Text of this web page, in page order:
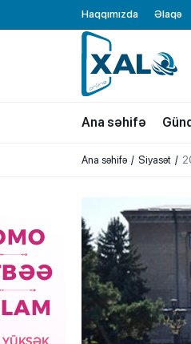
Haqqımızda Əlaqə
XALQ.ONLINE
ONLAYN PLATFORMA
Ana səhifə
Ana səhifə Siyasət